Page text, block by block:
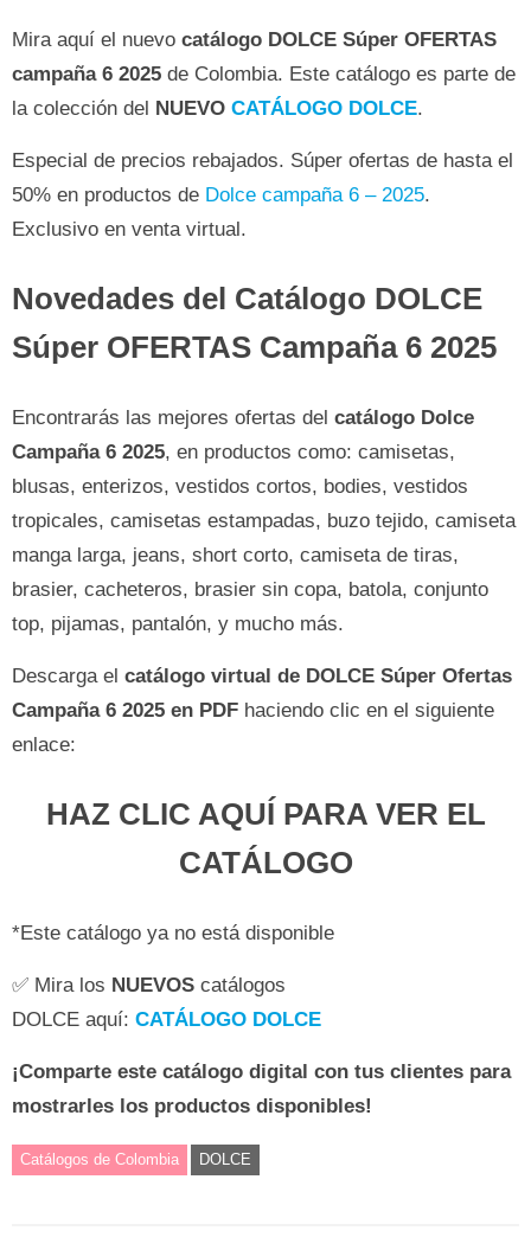
Mira aquí el nuevo catálogo DOLCE Súper OFERTAS
campaña 6 2025 de Colombia. Este catálogo es parte de
la colección del NUEVO CATÁLOGO DOLCE.
Especial de precios rebajados. Súper ofertas de hasta el
50% en productos de Dolce campaña 6 – 2025.
Exclusivo en venta virtual.
Novedades del Catálogo DOLCE
Súper OFERTAS Campaña 6 2025
Encontrarás las mejores ofertas del catálogo Dolce
Campaña 6 2025, en productos como: camisetas,
blusas, enterizos, vestidos cortos, bodies, vestidos
tropicales, camisetas estampadas, buzo tejido, camiseta
manga larga, jeans, short corto, camiseta de tiras,
brasier, cacheteros, brasier sin copa, batola, conjunto
top, pijamas, pantalón, y mucho más.
Descarga el catálogo virtual de DOLCE Súper Ofertas
Campaña 6 2025 en PDF haciendo clic en el siguiente
enlace:
HAZ CLIC AQUÍ PARA VER EL
CATÁLOGO
*Este catálogo ya no está disponible
✅ Mira los NUEVOS catálogos
DOLCE aquí: CATÁLOGO DOLCE
¡Comparte este catálogo digital con tus clientes para
mostrarles los productos disponibles!
Catálogos de Colombia DOLCE